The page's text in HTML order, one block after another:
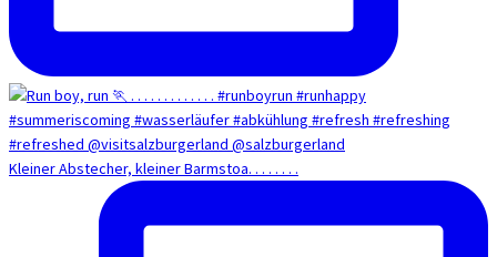
Kleiner Abstecher, kleiner Barmstoa. . . . . . . .